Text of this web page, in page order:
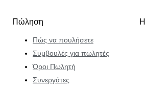
Πώληση
Πώς να πουλήσετε
Συμβουλές για πωλητές
Όροι Πωλητή
Συνεργάτες